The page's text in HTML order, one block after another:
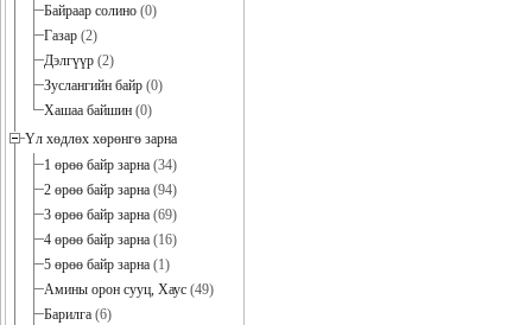
Байраар солино (0)
Газар (2)
Дэлгүүр (2)
Зуслангийн байр (0)
Хашаа байшин (0)
Үл хөдлөх хөрөнгө зарна
1 өрөө байр зарна (34)
2 өрөө байр зарна (94)
3 өрөө байр зарна (69)
4 өрөө байр зарна (16)
5 өрөө байр зарна (1)
Амины орон сууц, Хаус (49)
Барилга (6)